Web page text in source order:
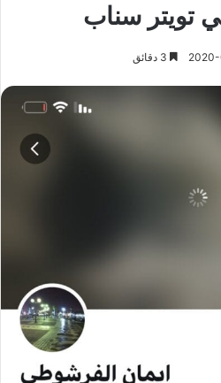
تويتر سناب